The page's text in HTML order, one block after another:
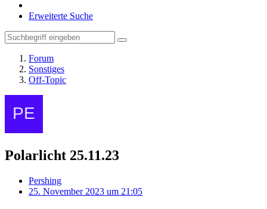
Erweiterte Suche
Forum
Sonstiges
Off-Topic
Polarlicht 25.11.23
Pershing
25. November 2023 um 21:05